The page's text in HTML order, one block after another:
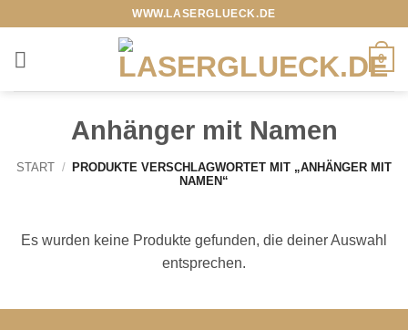
springen
WWW.LASERGLUECK.DE
0
Anhänger mit Namen
START /
PRODUKTE VERSCHLAGWORTET MIT „ANHÄNGER MIT
NAMEN“
Es wurden keine Produkte gefunden, die deiner Auswahl
entsprechen.